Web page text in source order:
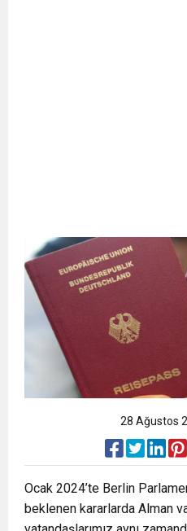
28 Ağustos
Ocak 2024’te Berlin
beklenen kararlarda Alman